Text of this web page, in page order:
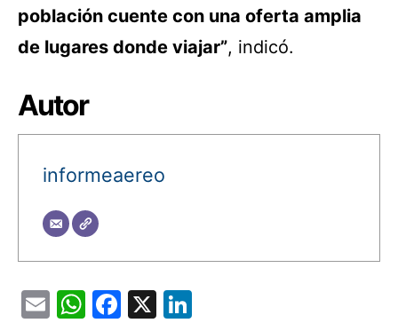
población cuente con una oferta amplia
de lugares donde viajar”, indicó.
Autor
informeaereo
EmailWhatsApp
Facebook
X